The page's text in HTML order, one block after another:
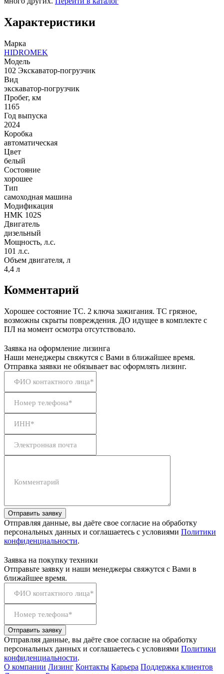
Характеристики
Марка
HIDROMEK
Модель
102 Экскаватор-погрузчик
Вид
экскаватор-погрузчик
Пробег, км
1165
Год выпуска
2024
Коробка
автоматическая
Цвет
белый
Состояние
хорошее
Тип
самоходная машина
Модификация
HMK 102S
Двигатель
дизельный
Мощность, л.с.
101 л.с.
Объем двигателя, л
4,4 л
Комментарий
Хорошее состояние ТС. 2 ключа зажигания. ТС грязное,
возможны скрыты повреждения. ДО идущее в комплекте с
ПЛ на момент осмотра отсутствовало.
Заявка на оформление лизинга
Наши менеджеры свяжутся с Вами в ближайшее время.
Отправка заявки не обязывает вас оформлять лизинг.
ФИО контактного лица*
Номер телефона*
ИНН*
Электронная почта
Комментарий
Отправить заявку
Отправляя данные, вы даёте свое согласие на обработку
персональных данных и соглашаетесь с условиями Политики
конфиденциальности.
Заявка на покупку техники
Отправьте заявку и наши менеджеры свяжутся с Вами в
ближайшее время.
ФИО контактного лица*
Номер телефона*
Отправить заявку
Отправляя данные, вы даёте свое согласие на обработку
персональных данных и соглашаетесь с условиями Политики
конфиденциальности.
О компании Лизинг Контакты Карьера Поддержка клиентов